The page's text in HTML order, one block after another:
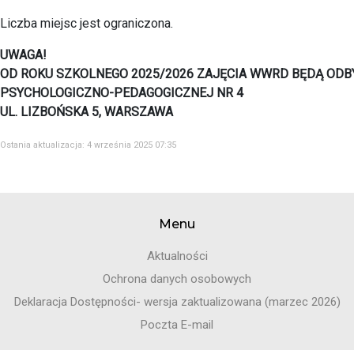
Liczba miejsc jest ograniczona.
UWAGA!
OD ROKU SZKOLNEGO 2025/2026 ZAJĘCIA WWRD BĘDĄ
PSYCHOLOGICZNO-PEDAGOGICZNEJ NR 4
UL. LIZBOŃSKA 5, WARSZAWA
Ostania aktualizacja: 4 września 2025 07:35
Menu
Aktualności
Ochrona danych osobowych
Deklaracja Dostępności- wersja zaktualizowana (marzec 2026)
Poczta E-mail